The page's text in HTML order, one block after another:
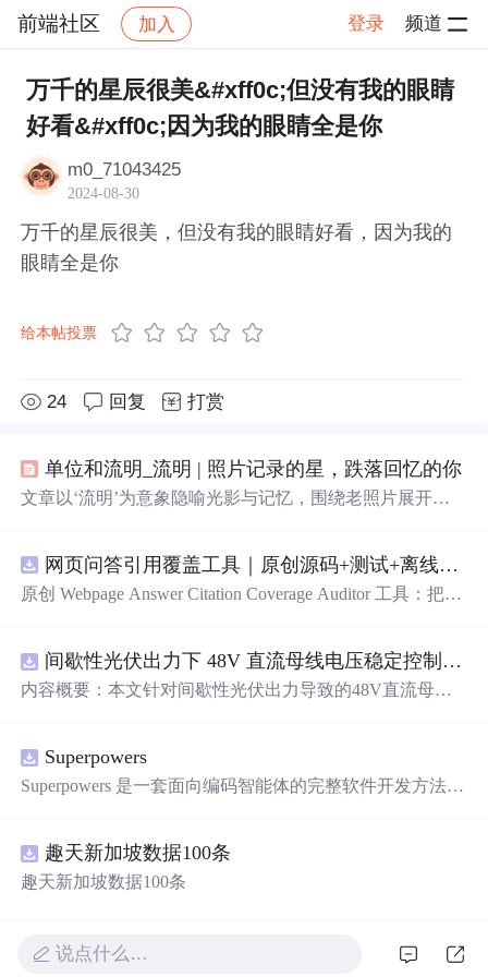
前端社区 加入 登录 频道
社区 前端社区 感慨 帖子详情
万千的星辰很美&#xff0c;但没有我的眼睛
好看&#xff0c;因为我的眼睛全是你
m0_71043425
2024-08-30
万千的星辰很美，但没有我的眼睛好看，因为我的
眼睛全是你
给本帖投票
24 回复 打赏
单位和流明_流明 | 照片记录的星，跌落回忆的你
文章以‘流明’为意象隐喻光影与记忆，围绕老照片展开对
手段对保存家庭记忆（如全家福）的重要价值，并探讨时
间对容颜、关系与成长的塑造作用。信息技术层面聚焦图
网页问答引用覆盖工具｜原创源码+测试+离线报告
原创 Webpage Answer Citation Coverage Auditor 工具：把网
L/SVG报告、测试与示例。压缩包包含完整源码、3项自动
化测试、可复现示例、HTML/JSON/SVG离线报告、1080×
复核；Node.js 18+可直接运行，零第三方运行依赖。
间歇性光伏出力下 48V 直流母线电压稳定控制及储能双向充放电闭环调控体系研究（Simulink仿真实现）
内容概要：本文针对间歇性光伏出力导致的48V直流母线
电压稳定控制。通过Simulink搭建包含光伏阵列、Boost DC
-DC变换器、负载、双向DC-DC变换器及锂离子电池的完
光伏能量捕获效率，并结合储能系统的双向调节能力，实
施削峰填谷策略，实现能量的时空转移与动态补偿。研究
涵盖系统建模、控制策略设计、仿真验证全流程，确保在
升微网系统的电能质量和运行可靠性。; 适合人群：具备电
力电子、自动控制或新能源系统等相关专业知识背景，从
Superpowers
Superpowers 是一套面向编码智能体的完整软件开发方法，
趣天新加坡数据100条
趣天新加坡数据100条
说点什么…